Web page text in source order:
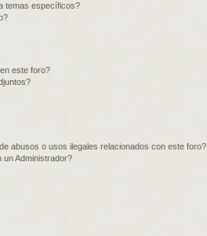
temas específicos?
este foro?
abusos o usos ilegales relacionados con este foro?
un Administrador?